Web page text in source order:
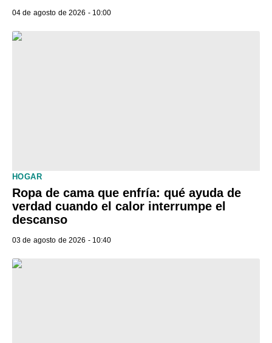
04 de agosto de 2026 - 10:00
HOGAR
Ropa de cama que enfría: qué ayuda de
verdad cuando el calor interrumpe el
descanso
03 de agosto de 2026 - 10:40